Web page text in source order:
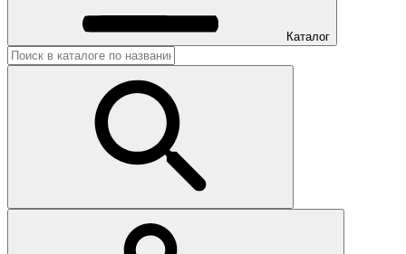
Каталог